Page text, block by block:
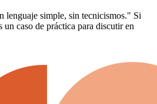
lenguaje simple, sin tecnicismos." Si
caso de práctica para discutir en